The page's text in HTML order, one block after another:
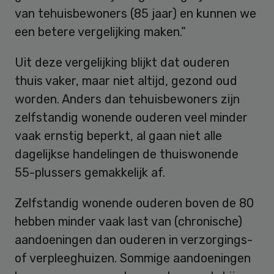
van tehuisbewoners (85 jaar) en kunnen we
een betere vergelijking maken.”
Uit deze vergelijking blijkt dat ouderen
thuis vaker, maar niet altijd, gezond oud
worden. Anders dan tehuisbewoners zijn
zelfstandig wonende ouderen veel minder
vaak ernstig beperkt, al gaan niet alle
dagelijkse handelingen de thuiswonende
55-plussers gemakkelijk af.
Zelfstandig wonende ouderen boven de 80
hebben minder vaak last van (chronische)
aandoeningen dan ouderen in verzorgings-
of verpleeghuizen. Sommige aandoeningen